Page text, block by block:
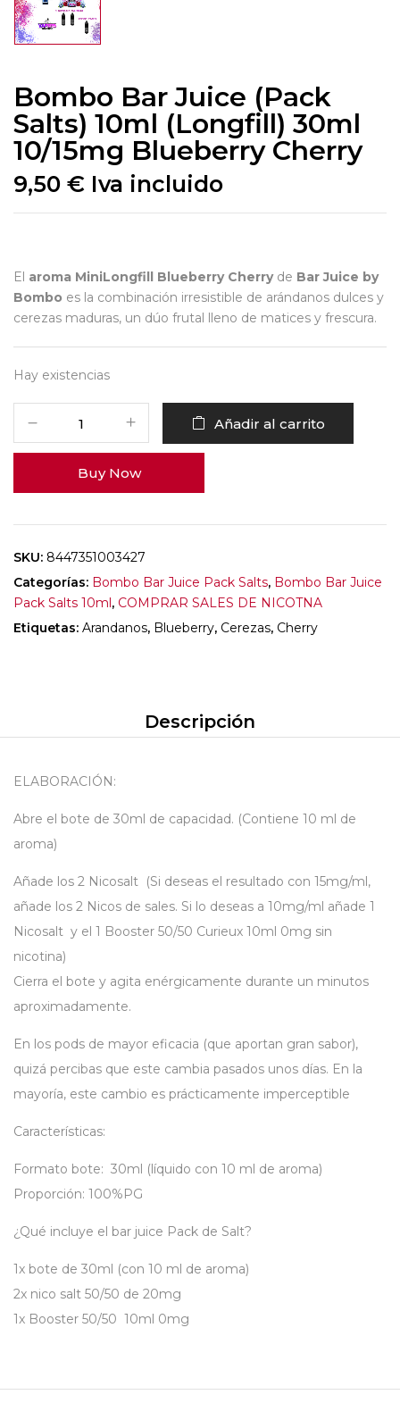
Bombo Bar Juice (Pack
Salts) 10ml (Longfill) 30ml
10/15mg Blueberry Cherry
9,50 € Iva incluido
El aroma MiniLongfill Blueberry Cherry de Bar Juice by
Bombo es la combinación irresistible de arándanos dulces y
cerezas maduras, un dúo frutal lleno de matices y frescura.
Hay existencias
Añadir al carrito
Buy Now
SKU: 8447351003427
Categorías: Bombo Bar Juice Pack Salts, Bombo Bar Juice
Pack Salts 10ml, COMPRAR SALES DE NICOTNA
Etiquetas: Arandanos, Blueberry, Cerezas, Cherry
Descripción
ELABORACIÓN:
Abre el bote de 30ml de capacidad. (Contiene 10 ml de
aroma)
Añade los 2 Nicosalt (Si deseas el resultado con 15mg/ml,
añade los 2 Nicos de sales. Si lo deseas a 10mg/ml añade 1
Nicosalt y el 1 Booster 50/50 Curieux 10ml 0mg sin
nicotina)
Cierra el bote y agita enérgicamente durante un minutos
aproximadamente.
En los pods de mayor eficacia (que aportan gran sabor),
quizá percibas que este cambia pasados unos días. En la
mayoría, este cambio es prácticamente imperceptible
Características:
Formato bote: 30ml (líquido con 10 ml de aroma)
Proporción: 100%PG
¿Qué incluye el bar juice Pack de Salt?
1x bote de 30ml (con 10 ml de aroma)
2x nico salt 50/50 de 20mg
1x Booster 50/50 10ml 0mg